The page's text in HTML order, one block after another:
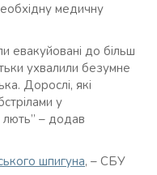
медичну
евакуйовані до більш
ухвалили безумне
Дорослі, які
у
лють” – додав
шпигуна, – СБУ